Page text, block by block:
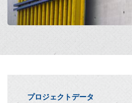
プロジェクトデータ